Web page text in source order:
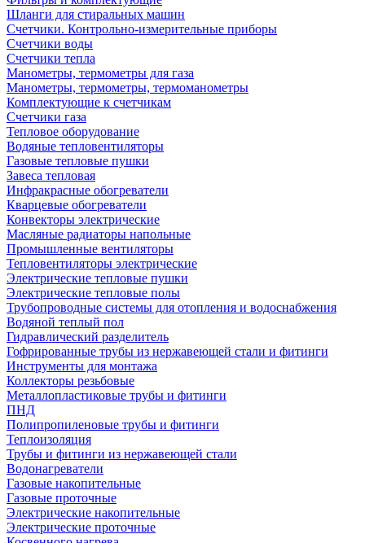
Шланги для стиральных машин
Счетчики. Контрольно-измерительные приборы
Счетчики воды
Счетчики тепла
Манометры, термометры для газа
Манометры, термометры, термоманометры
Комплектующие к счетчикам
Счетчики газа
Тепловое оборудование
Водяные тепловентиляторы
Газовые тепловые пушки
Завеса тепловая
Инфракрасные обогреватели
Кварцевые обогреватели
Конвекторы электрические
Масляные радиаторы напольные
Промышленные вентиляторы
Тепловентиляторы электрические
Электрические тепловые пушки
Электрические тепловые полы
Трубопроводные системы для отопления и водоснабжения
Водяной теплый пол
Гидравлический разделитель
Гофрированные трубы из нержавеющей стали и фитинги
Инструменты для монтажа
Коллекторы резьбовые
Металлопластиковые трубы и фитинги
ПНД
Полипропиленовые трубы и фитинги
Теплоизоляция
Трубы и фитинги из нержавеющей стали
Водонагреватели
Газовые накопительные
Газовые проточные
Электрические накопительные
Электрические проточные